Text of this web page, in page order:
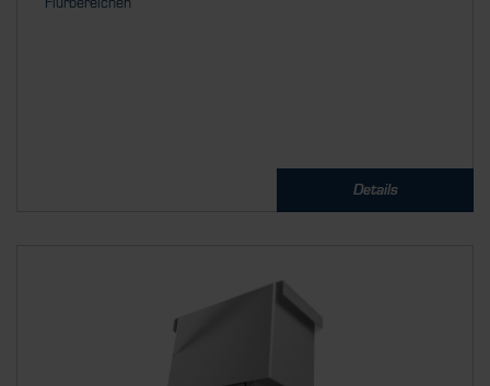
Details